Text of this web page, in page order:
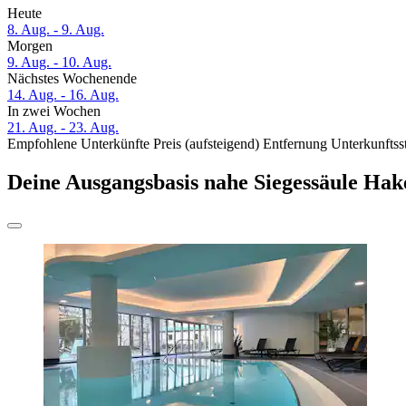
Heute
8. Aug. - 9. Aug.
Morgen
9. Aug. - 10. Aug.
Nächstes Wochenende
14. Aug. - 16. Aug.
In zwei Wochen
21. Aug. - 23. Aug.
Empfohlene Unterkünfte Preis (aufsteigend) Entfernung
Deine Ausgangsbasis nahe Siegessäule